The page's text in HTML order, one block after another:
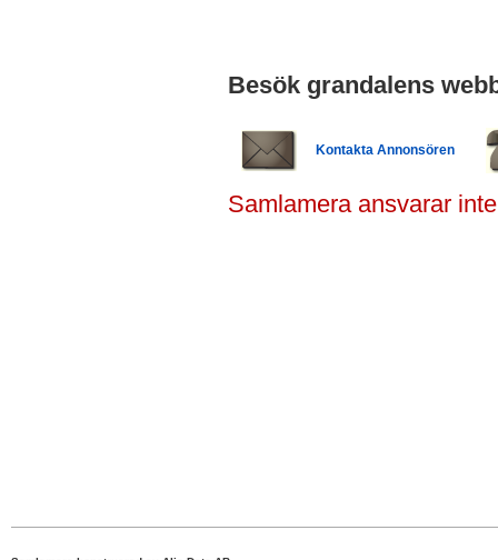
Besök grandalens
Kontakta Annonsören
Samlamera ansvarar